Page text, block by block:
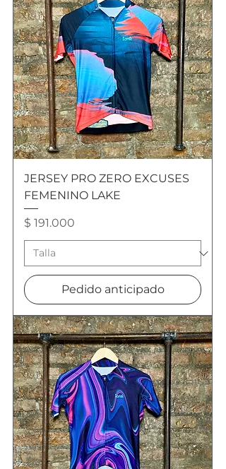
JERSEY PRO ZERO EXCUSES
FEMENINO LAKE
Precio
$ 191.000
Pedido anticipado